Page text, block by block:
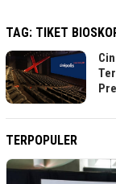
TAG: TIKET
TERPOPULER